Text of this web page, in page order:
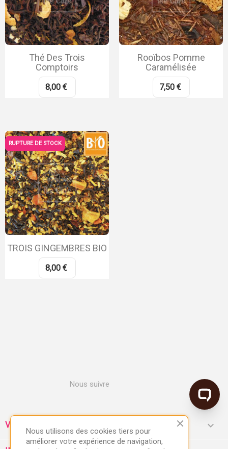
Thé Des Trois
Comptoirs
8,00 €
Rooïbos Pomme
Caramélisée
7,50 €
TROIS GINGEMBRES BIO
8,00 €
RUPTURE DE STOCK
Nous suivre
VOTRE COMPTE 
Nous utilisons des cookies tiers pour
améliorer votre expérience de navigation,